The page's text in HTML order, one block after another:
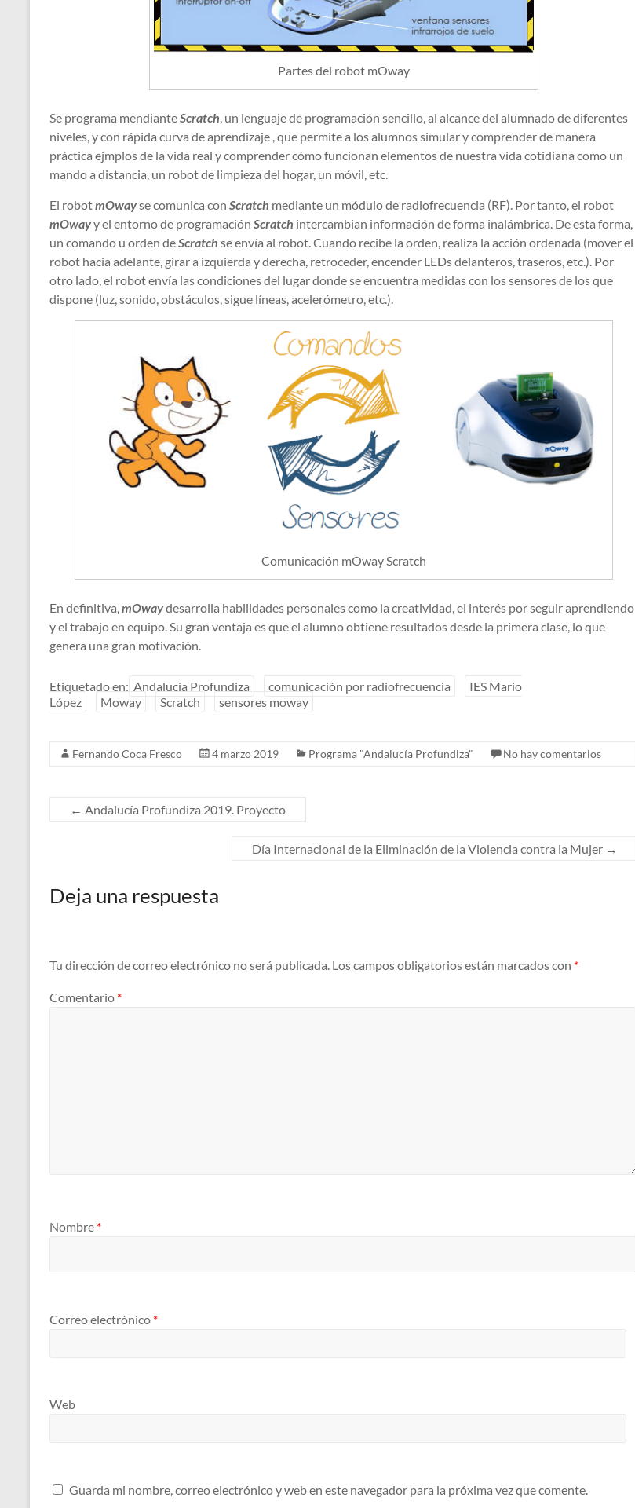
Partes del robot mOway
Se programa mendiante Scratch , un lenguaje de programación sencillo, al alcance del alumnado de diferentes
niveles, y con rápida curva de aprendizaje , que permite a los alumnos simular y comprender de manera
práctica ejmplos de la vida real y comprender cómo funcionan elementos de nuestra vida cotidiana como un
mando a distancia, un robot de limpieza del hogar, un móvil, etc.
El robotmOwayse comunica con Scratch mediante un módulo de radiofrecuencia (RF). Por tanto, el robot
mOwayy el entorno de programación Scratch intercambian información de forma inalámbrica. De esta forma,
un comando u orden de Scratch se envía al robot. Cuando recibe la orden, realiza la acción ordenada (mover el
robot hacia adelante, girar a izquierda y derecha, retroceder, encender LEDs delanteros, traseros, etc.). Por
otro lado, el robot envía las condiciones del lugar donde se encuentra medidas con los sensores de los que
dispone (luz, sonido, obstáculos, sigue líneas, acelerómetro, etc.).
Comunicación mOway Scratch
En definitiva,mOwaydesarrolla habilidades personales como la creatividad, el interés por seguir aprendiendo
y el trabajo en equipo. Su gran ventaja es que el alumno obtiene resultados desde la primera clase, lo que
genera una gran motivación.
Etiquetado en: Andalucía Profundiza comunicación por radiofrecuencia
IES Mario
López
Moway Scratch sensores moway
Fernando Coca Fresco 4 marzo 2019 Programa "Andalucía Profundiza" No hay comentarios
← Andalucía Profundiza 2019. Proyecto
Día Internacional de la Eliminación de la Violencia contra la Mujer →
Deja una respuesta
Tu dirección de correo electrónico no será publicada. Los campos obligatorios están marcados con *
Comentario *
Nombre *
Correo electrónico *
Web
Guarda mi nombre, correo electrónico y web en este navegador para la próxima vez que comente.